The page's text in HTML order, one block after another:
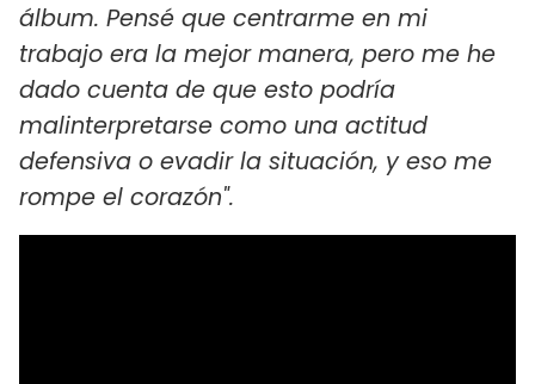
álbum. Pensé que centrarme en mi
trabajo era la mejor manera, pero me he
dado cuenta de que esto podría
malinterpretarse como una actitud
defensiva o evadir la situación, y eso me
rompe el corazón".